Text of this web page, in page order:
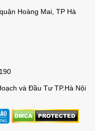
Hoàng Mai, TP Hà
và Đầu Tư TP.Hà Nội